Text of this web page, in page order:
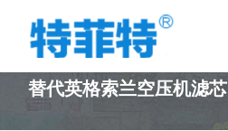
PRODUCT
替代英格索兰空压机滤芯